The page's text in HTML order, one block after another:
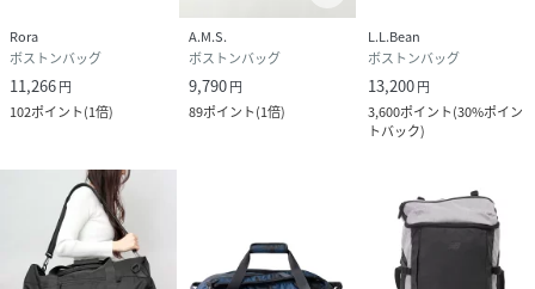
Rora
ボストンバッグ
11,266円
102ポイント(1倍)
A.M.S.
ボストンバッグ
9,790円
89ポイント(1倍)
L.L.Bean
ボストンバッグ
13,200円
3,600ポイント(30%ポイン
トバック)